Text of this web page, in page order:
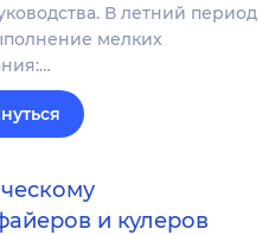
В летний период
мелких
и кулеров